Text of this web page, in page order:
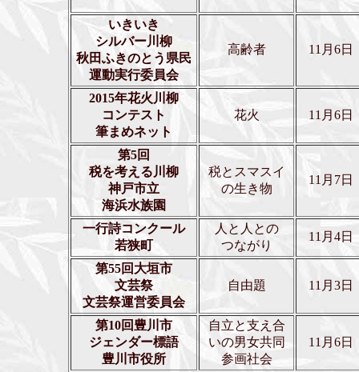
いきいき
シルバー川柳
秋田ふきのとう県民
運動実行委員会
高齢者 11月6日
2015年花火川柳
コンテスト
筆まめネット
花火 11月6日
第5回
税を考える川柳
神戸市立
海浜水族園
税とスマスイ
の生き物
11月7日
一行詩コンクール
若狭町
人と人との
つながり
11月4日
第55回大垣市
文芸祭
文芸祭運営委員会
自由題 11月3日
第10回豊川市
ジェンダー標語
豊川市役所
自立と支え合
いの男女共同
参画社会
11月6日